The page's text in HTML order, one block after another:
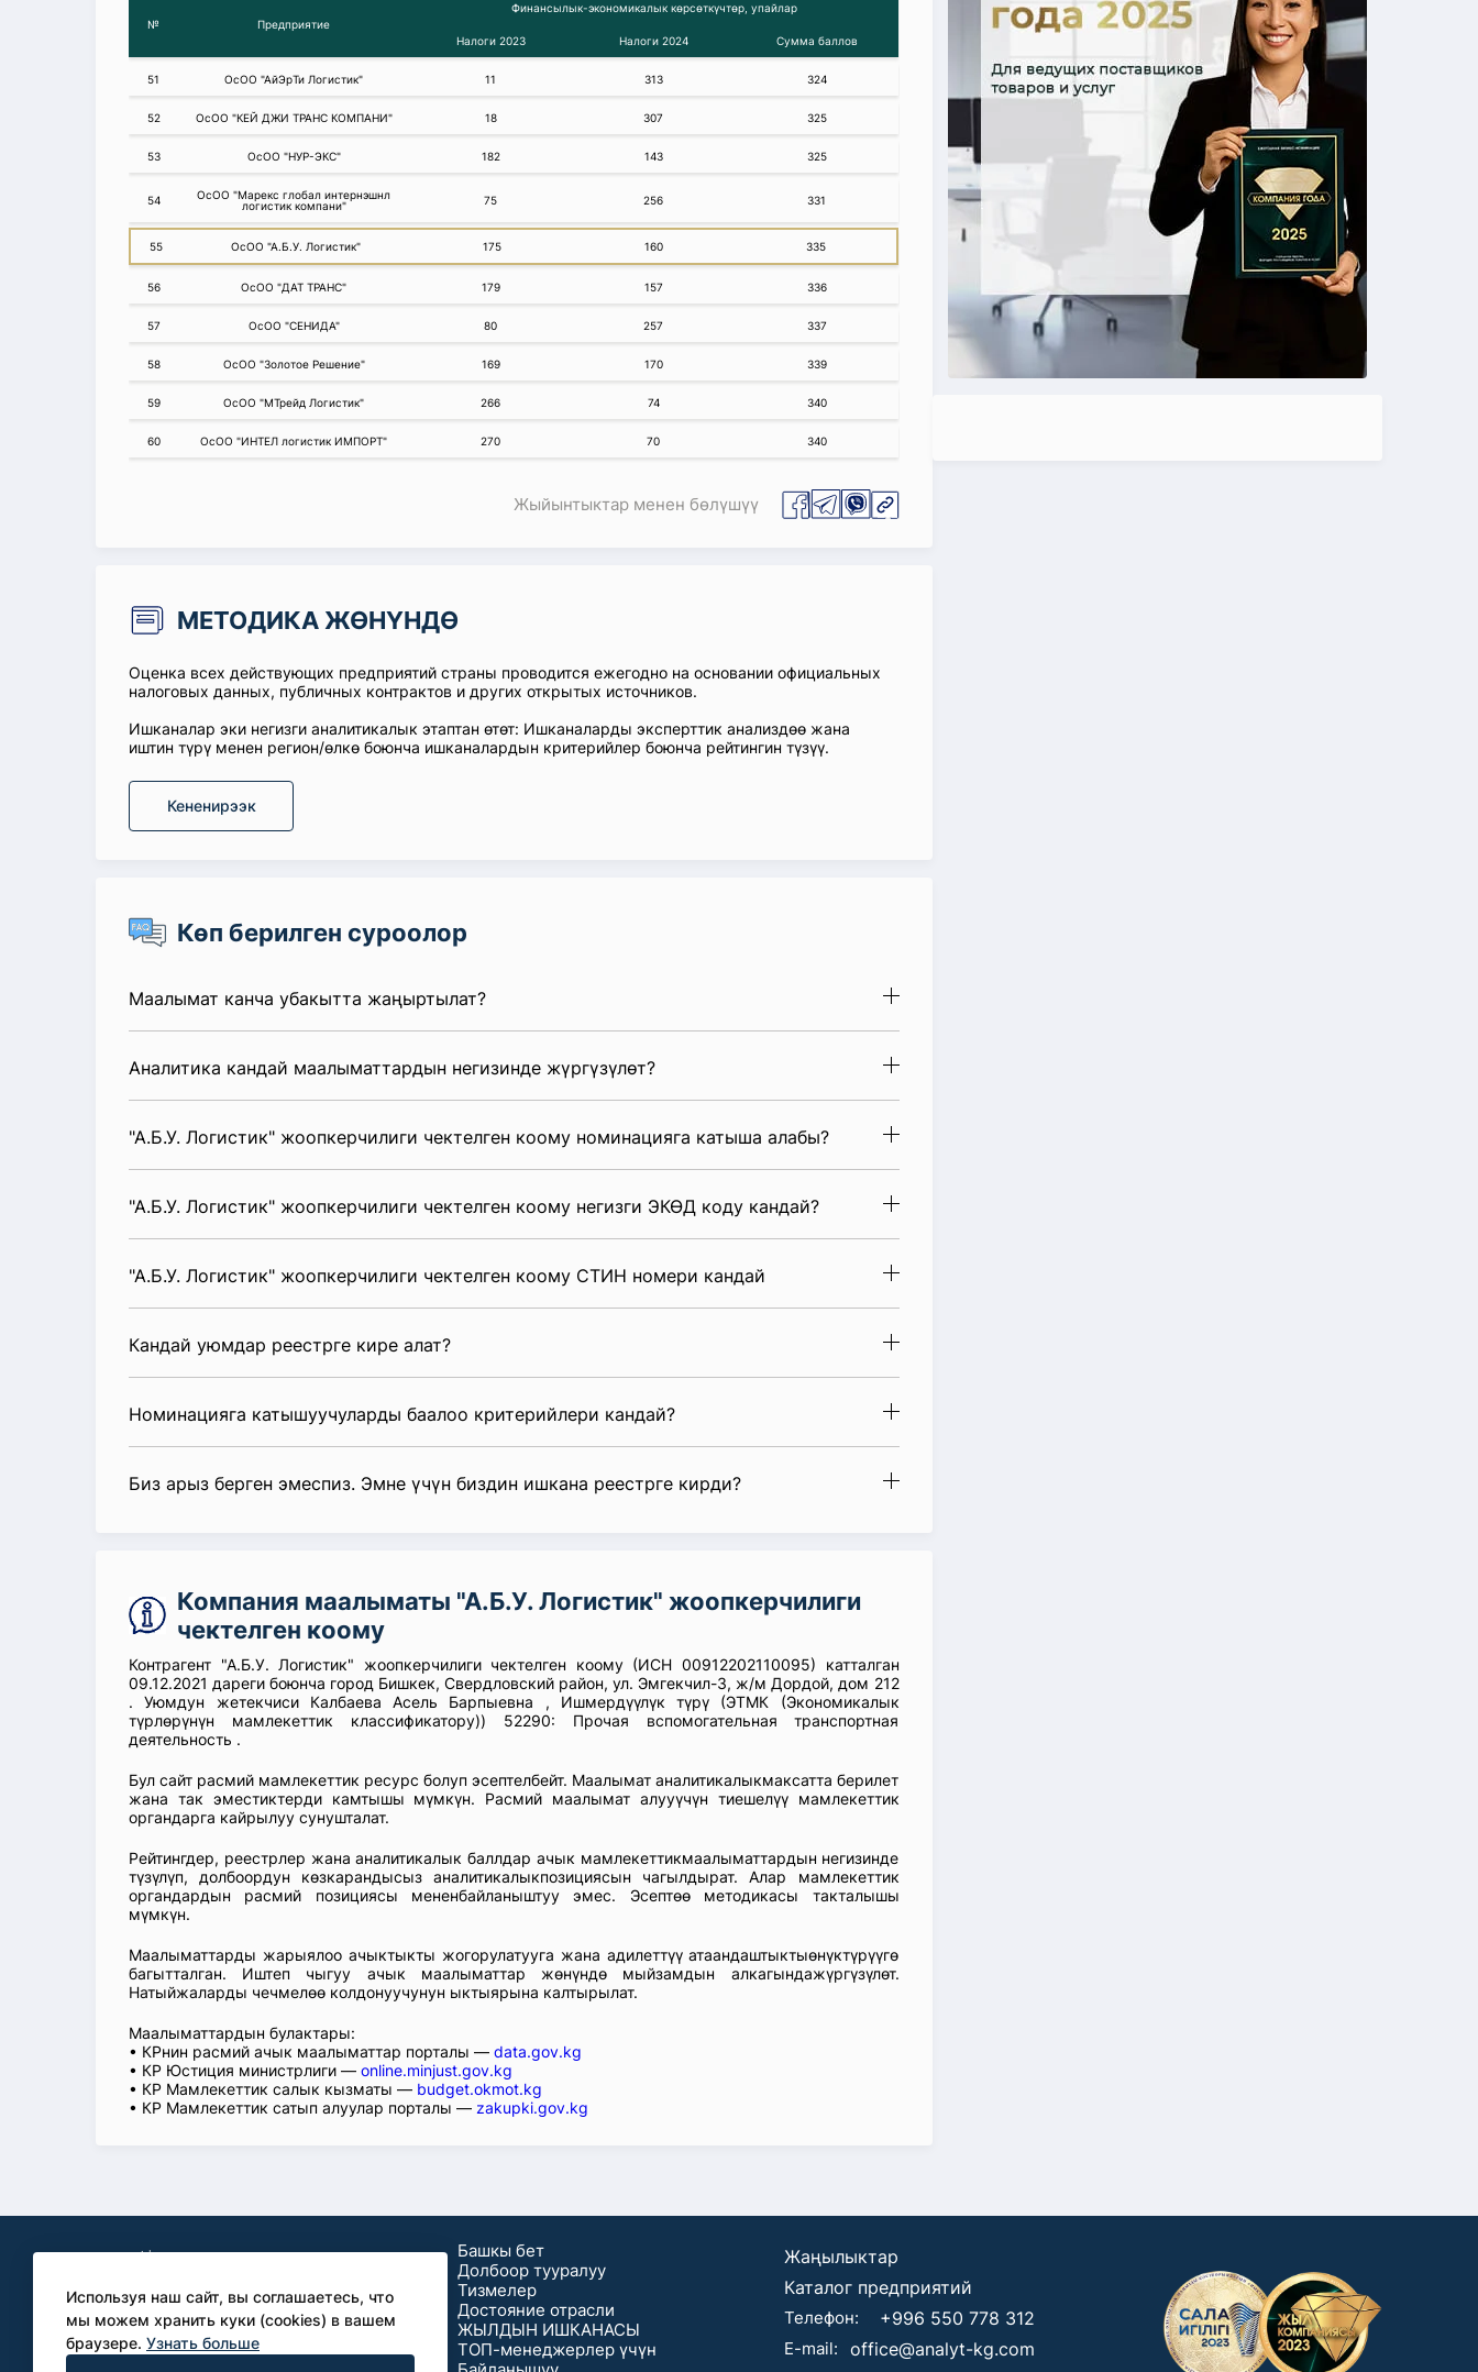
№ Предприятие
Финансылык-экономикалык көрсөткүчтөр, упайлар
Налоги 2023 Налоги 2024 Сумма баллов
51 ОсОО "АйЭрТи Логистик" 11 313 324
52 ОсОО "КЕЙ ДЖИ ТРАНС КОМПАНИ" 18 307 325
53 ОсОО "НУР-ЭКС" 182 143 325
54
ОсОО "Марекс глобал интернэшнл
логистик компани"
75 256 331
55 ОсОО "А.Б.У. Логистик" 175 160 335
56 ОсОО "ДАТ ТРАНС" 179 157 336
57 ОсОО "СЕНИДА" 80 257 337
58 ОсОО "Золотое Решение" 169 170 339
59 ОсОО "МТрейд Логистик" 266 74 340
60 ОсОО "ИНТЕЛ логистик ИМПОРТ" 270 70 340
Жыйынтыктар менен бөлүшүү
МЕТОДИКА ЖӨНҮНДӨ
Оценка всех действующих предприятий страны проводится ежегодно на основании официальных
налоговых данных, публичных контрактов и других открытых источников.
Ишканалар эки негизги аналитикалык этаптан өтөт: Ишканаларды эксперттик анализдөө жана
иштин түрү менен регион/өлкө боюнча ишканалардын критерийлер боюнча рейтингин түзүү.
Кененирээк
Көп берилген суроолор
Маалымат канча убакытта жаңыртылат?
Аналитика кандай маалыматтардын негизинде жүргүзүлөт?
"А.Б.У. Логистик" жоопкерчилиги чектелген коому номинацияга катыша алабы?
"А.Б.У. Логистик" жоопкерчилиги чектелген коому негизги ЭКӨД коду кандай?
"А.Б.У. Логистик" жоопкерчилиги чектелген коому СТИН номери кандай
Кандай уюмдар реестрге кире алат?
Номинацияга катышуучуларды баалоо критерийлери кандай?
Биз арыз берген эмеспиз. Эмне үчүн биздин ишкана реестрге кирди?
Компания маалыматы "А.Б.У. Логистик" жоопкерчилиги
чектелген коому
Контрагент "А.Б.У. Логистик" жоопкерчилиги чектелген коому (ИСН 00912202110095) катталган
09.12.2021 дареги боюнча город Бишкек, Свердловский район, ул. Эмгекчил-3, ж/м Дордой, дом 212
. Уюмдун жетекчиси Калбаева Асель Барпыевна , Ишмердүүлүк түрү (ЭТМК (Экономикалык
түрлөрүнүн мамлекеттик классификатору)) 52290: Прочая вспомогательная транспортная
деятельность .
Бул сайт расмий мамлекеттик ресурс болуп эсептелбейт. Маалымат аналитикалыкмаксатта берилет
жана так эместиктерди камтышы мүмкүн. Расмий маалымат алууүчүн тиешелүү мамлекеттик
органдарга кайрылуу сунушталат.
Рейтингдер, реестрлер жана аналитикалык баллдар ачык мамлекеттикмаалыматтардын негизинде
түзүлүп, долбоордун көзкарандысыз аналитикалыкпозициясын чагылдырат. Алар мамлекеттик
органдардын расмий позициясы мененбайланыштуу эмес. Эсептөө методикасы такталышы
мүмкүн.
Маалыматтарды жарыялоо ачыктыкты жогорулатууга жана адилеттүү атаандаштыктыөнүктүрүүгө
багытталган. Иштеп чыгуу ачык маалыматтар жөнүндө мыйзамдын алкагындажүргүзүлөт.
Натыйжаларды чечмелөө колдонуучунун ыктыярына калтырылат.
Маалыматтардын булактары:
• КРнин расмий ачык маалыматтар порталы — data.gov.kg
• КР Юстиция министрлиги — online.minjust.gov.kg
• КР Мамлекеттик салык кызматы — budget.okmot.kg
• КР Мамлекеттик сатып алуулар порталы — zakupki.gov.kg
Используя наш сайт, вы соглашаетесь, что
мы можем хранить куки (cookies) в вашем
браузере. Узнать больше
Башкы бет
Долбоор тууралуу
Тизмелер
Достояние отрасли
ЖЫЛДЫН ИШКАНАСЫ
ТОП-менеджерлер үчүн
Жаңылыктар
Каталог предприятий
Телефон: +996 550 778 312
E-mail:
office@analyt-kg.com